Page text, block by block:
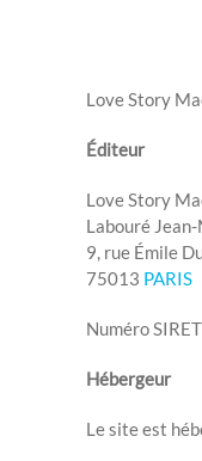
Love Story
Éditeur
Love Story
Labouré
9, rue Émile
75013 PARIS
Numéro
Hébergeur
Le site est